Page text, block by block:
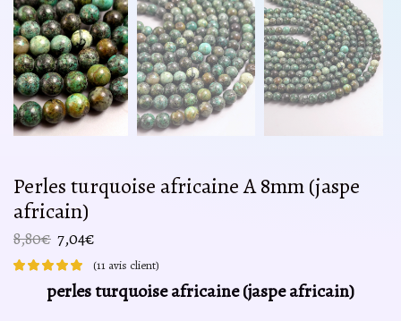
Perles turquoise africaine A 8mm (jaspe
africain)
8,80€ Le
prix
initial
était :
7,04€
prix
actuel
est :
(11 avis client)
perles turquoise africaine (jaspe africain)